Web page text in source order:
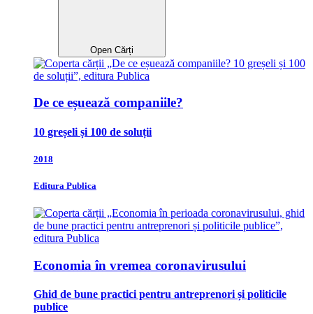
Open Cărți
De ce eșuează companiile?
10 greșeli și 100 de soluții
2018
Editura Publica
Economia în vremea coronavirusului
Ghid de bune practici pentru antreprenori și politicile
publice